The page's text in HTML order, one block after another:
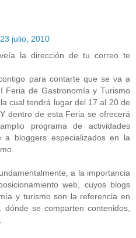
julio, 2010
la dirección de tu correo te
para contarte que se va a
Feria de Gastronomía y Turismo
cual tendrá lugar del 17 al 20 de
dentro de esta Feria se ofrecerá
programa de actividades
a bloggers especializados en la
a la importancia
web, cuyos blogs
y turismo son la referencia en
dónde se comparten contenidos,